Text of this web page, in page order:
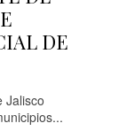
DE
Jalisco